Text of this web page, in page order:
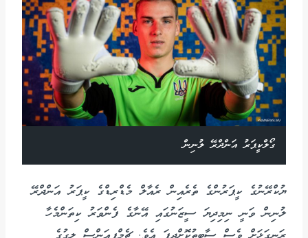
ގޯލްކީޕަރު އަންދްރޭ ލުނިން
ޔުކްރޭނުގެ ކީޕަރުންގެ ތެރެއިން ރެއާލް މެޑްރިޑްގެ ކީޕަރު އަންދްރޭ
ލުނިން ވަނީ ނިމިދިޔަ ސީޒަނުގައި އޭނާގެ ފެންވަރު ކިތަންމެހާ